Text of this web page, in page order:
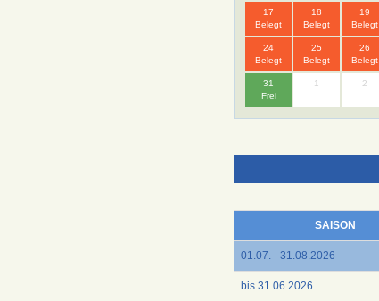
17
Belegt
18
Belegt
19
Belegt
24
Belegt
25
Belegt
26
Belegt
31
Frei
1 2
SAISON
01.07. - 31.08.2026
bis 31.06.2026